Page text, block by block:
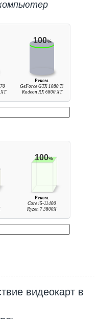
100%
Реком.
GeForce GTX 1080 Ti
Radeon RX 6800 XT
100%
Реком.
Core i5-11400
Ryzen 7 3800X
видеокарт в